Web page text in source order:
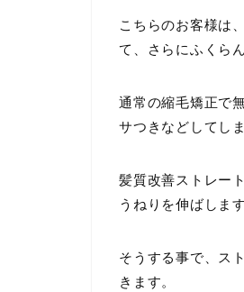
こちらのお客様は
て、さらにふくら
通常の縮毛矯正で
サつきなどしてし
髪質改善ストレー
うねりを伸ばします
そうする事で、ス
きます。